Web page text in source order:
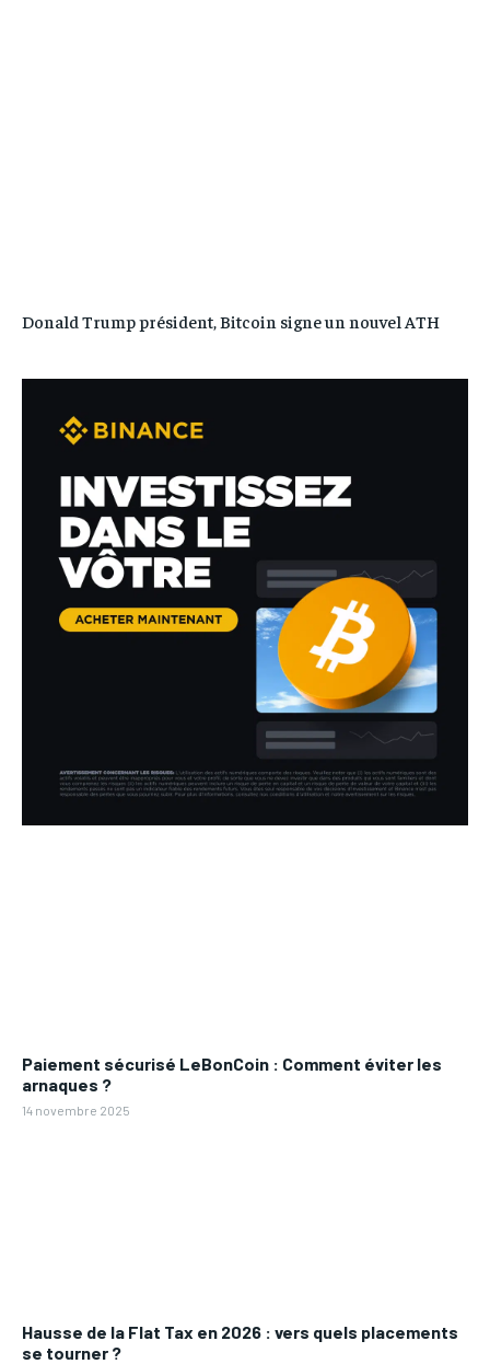
Paiement sécurisé LeBonCoin : Comment éviter les
arnaques ?
14 novembre 2025
Hausse de la Flat Tax en 2026 : vers quels placements
se tourner ?
Donald Trump président, Bitcoin signe un nouvel ATH